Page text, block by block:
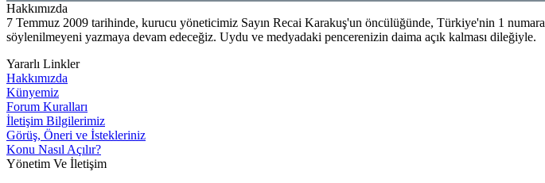
Hakkımızda
7 Temmuz 2009 tarihinde, kurucu yöneticimiz Sayın Recai Karakuş'un öncülüğünde, Türkiye'nin 1
söylenilmeyeni yazmaya devam edeceğiz. Uydu ve medyadaki pencerenizin daima açık kalması dileğiyle.
Yararlı Linkler
Hakkımızda
Künyemiz
Forum Kuralları
İletişim Bilgilerimiz
Görüş, Öneri ve İstekleriniz
Konu Nasıl Açılır?
Yönetim Ve İletişim